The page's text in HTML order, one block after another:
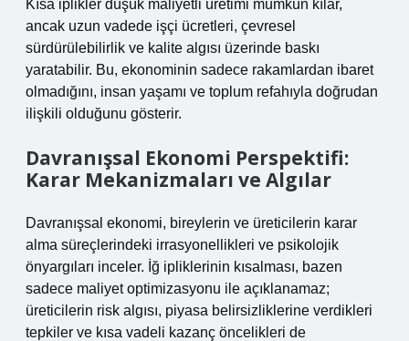
Kısa iplikler düşük maliyetli üretimi mümkün kılar,
ancak uzun vadede işçi ücretleri, çevresel
sürdürülebilirlik ve kalite algısı üzerinde baskı
yaratabilir. Bu, ekonominin sadece rakamlardan ibaret
olmadığını, insan yaşamı ve toplum refahıyla doğrudan
ilişkili olduğunu gösterir.
Davranışsal Ekonomi Perspektifi:
Karar Mekanizmaları ve Algılar
Davranışsal ekonomi, bireylerin ve üreticilerin karar
alma süreçlerindeki irrasyonellikleri ve psikolojik
önyargıları inceler. İğ ipliklerinin kısalması, bazen
sadece maliyet optimizasyonu ile açıklanamaz;
üreticilerin risk algısı, piyasa belirsizliklerine verdikleri
tepkiler ve kısa vadeli kazanç öncelikleri de